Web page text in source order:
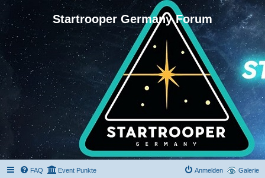
Startrooper Germany Forum
Galerie
FAQ Event Punkte Anmelden